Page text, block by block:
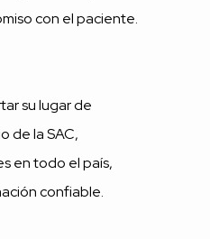
con el paciente.
su lugar de
de la SAC,
en todo el país,
confiable.